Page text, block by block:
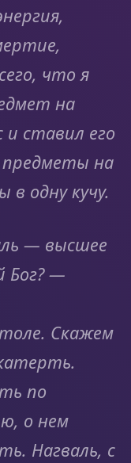
что я
на
и ставил его
предметы на
в одну кучу.
— высшее
Бог? —
Скажем
по
о нем
Нагваль, с